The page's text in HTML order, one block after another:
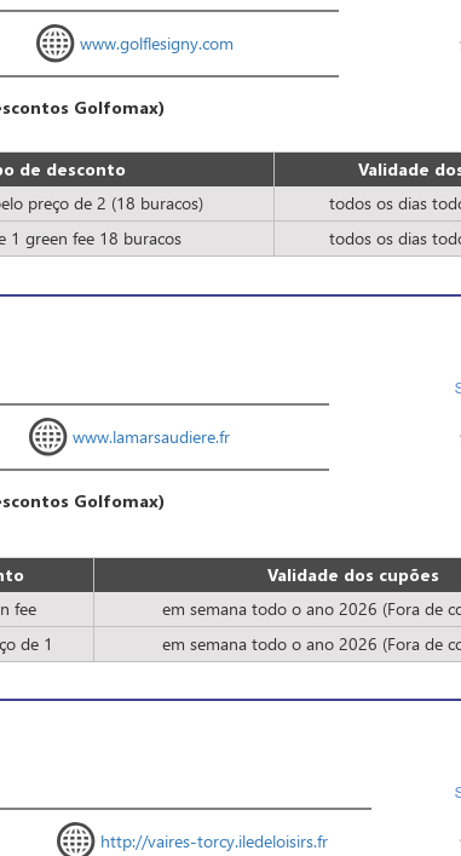
www.golflesigny.com
Golfomax)
de desconto
Validade
preço de 2 (18 buracos)
todos os dias
1 green fee 18 buracos todos os dias
www.lamarsaudiere.fr
Golfomax)
Validade dos cupões
fee
em semana todo o ano 2026 (Fora de
de 1 em semana todo o ano 2026 (Fora de
http://vaires-torcy.iledeloisirs.fr